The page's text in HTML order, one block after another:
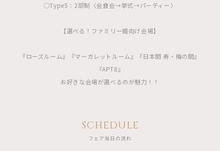
◯Type5：2部制〈会食会→挙式→パーティー〉
【選べる！ファミリー婚向け会場】
『ローズルーム』『マーガレットルーム』『日本間 寿・梅の間』
『APT8』
お好きな会場が選べるのが魅力！！
SCHEDULE
フェア当日の流れ